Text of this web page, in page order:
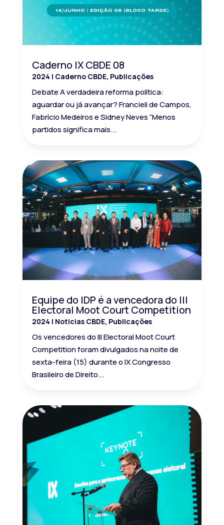
Caderno IX CBDE 08
2024 | Caderno CBDE, Publicações
Debate A verdadeira reforma política:
aguardar ou já avançar? Francieli de Campos,
Fabrício Medeiros e Sidney Neves “Menos
partidos significa mais...
Equipe do IDP é a vencedora do III
Electoral Moot Court Competition
2024 | Noticias CBDE, Publicações
Os vencedores do III Electoral Moot Court
Competition foram divulgados na noite de
sexta-feira (15) durante o IX Congresso
Brasileiro de Direito...